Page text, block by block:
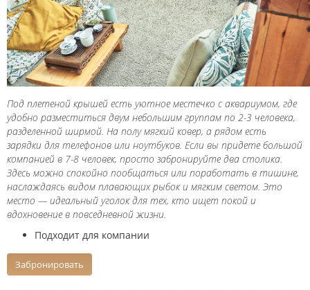
Под плетеной крышей есть уютное местечко с аквариумом, где
удобно разместиться двум небольшим группам по 2-3 человека,
разделенной ширмой. На полу мягкий ковер, а рядом есть
зарядки для телефонов или ноутбуков. Если вы придете большой
компанией в 7-8 человек, просто забронируйте два столика.
Здесь можно спокойно пообщаться или поработать в тишине,
наслаждаясь видом плавающих рыбок и мягким светом. Это
место — идеальный уголок для тех, кто ищет покой и
вдохновение в повседневной жизни.
Подходит для компании
Забронировать